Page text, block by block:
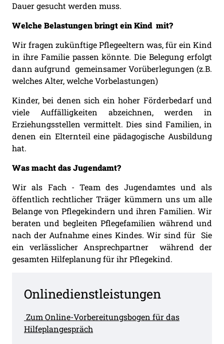
Dauer gesucht werden muss.
Welche Belastungen bringt ein Kind mit?
Wir fragen zukünftige Pflegeeltern was, für ein Kind
in ihre Familie passen könnte. Die Belegung erfolgt
dann aufgrund gemeinsamer Vorüberlegungen (z.B.
welches Alter, welche Vorbelastungen)
Kinder, bei denen sich ein hoher Förderbedarf und
viele Auffälligkeiten abzeichnen, werden in
Erziehungsstellen vermittelt. Dies sind Familien, in
denen ein Elternteil eine pädagogische Ausbildung
hat.
Was macht das Jugendamt?
Wir als Fach - Team des Jugendamtes und als
öffentlich rechtlicher Träger kümmern uns um alle
Belange von Pflegekindern und ihren Familien. Wir
beraten und begleiten Pflegefamilien während und
nach der Aufnahme eines Kindes. Wir sind für Sie
ein verlässlicher Ansprechpartner während der
gesamten Hilfeplanung für ihr Pflegekind.
Onlinedienstleistungen
Zum Online-Vorbereitungsbogen für das
Hilfeplangespräch